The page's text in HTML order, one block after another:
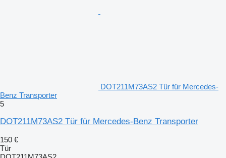
DOT211M73AS2 Tür für Mercedes-
Benz Transporter
5
DOT211M73AS2 Tür für Mercedes-Benz Transporter
150 €
Tür